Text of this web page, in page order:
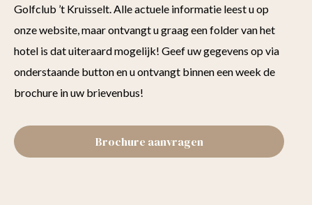
Golfclub ’t Kruisselt. Alle actuele informatie leest u op
onze website, maar ontvangt u graag een folder van het
hotel is dat uiteraard mogelijk! Geef uw gegevens op via
onderstaande button en u ontvangt binnen een week de
brochure in uw brievenbus!
Brochure aanvragen